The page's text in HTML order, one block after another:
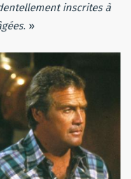
inscrites à
. »